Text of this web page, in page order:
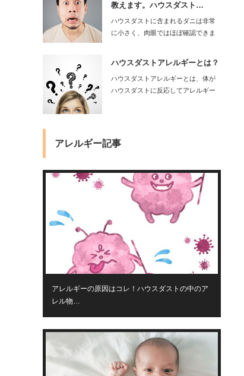
教えます。ハウスダスト…
ハウスダストに含まれるダニは非常
に小さく、肉眼ではほぼ確認できま
ハウスダストアレルギーとは？
ハウスダストアレルギーとは、体が
ハウスダストに反応してアレルギー
アレルギー記事
アレルギーの原因はコレ！ハウスダストの中のア
レル物…